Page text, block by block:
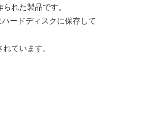
れた製品です。
ードディスクに保存して
ています。